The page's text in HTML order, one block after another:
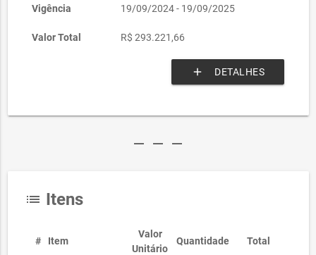
Vigência 19/09/2024 - 19/09/2025
Valor Total R$ 293.221,66
add DETALHES
remove remove remove
list Itens
# Item
Valor
Unitário
Quantidade Total